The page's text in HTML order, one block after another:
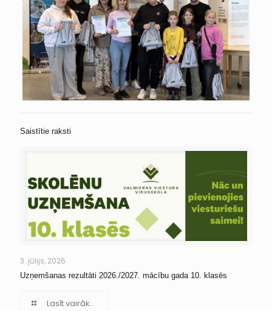
Saistītie raksti
3. jūlijs, 2026
Uzņemšanas rezultāti 2026./2027. mācību gada 10. klasēs
Lasīt vairāk...